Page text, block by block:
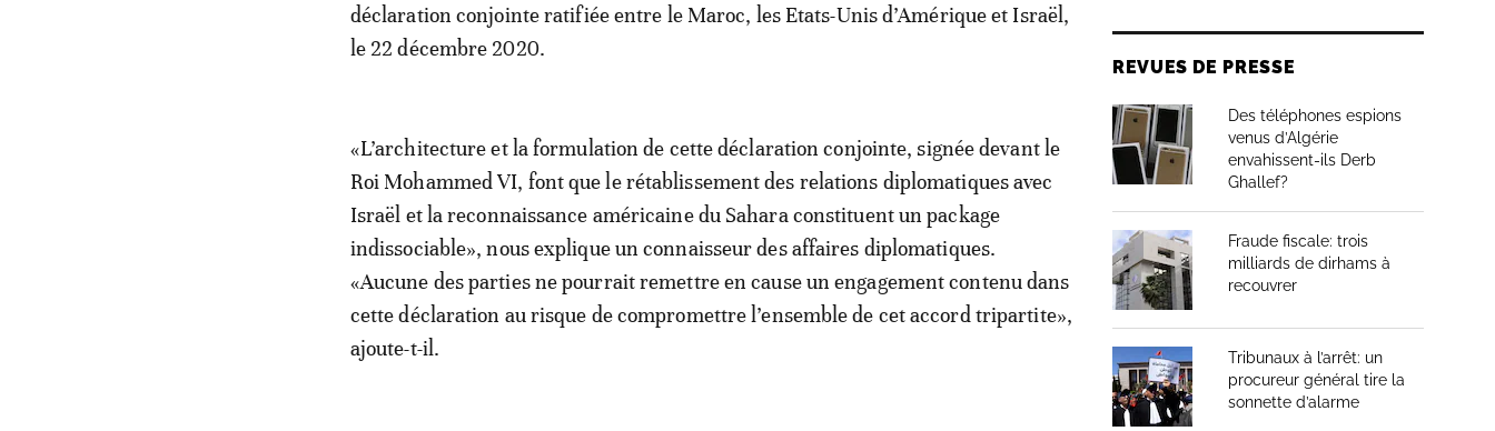
déclaration conjointe ratifiée entre le Maroc, les Etats-Unis d’Amérique et Israël,
le 22 décembre 2020.
«L’architecture et la formulation de cette déclaration conjointe, signée devant le
Roi Mohammed VI, font que le rétablissement des relations diplomatiques avec
Israël et la reconnaissance américaine du Sahara constituent un package
indissociable», nous explique un connaisseur des affaires diplomatiques.
«Aucune des parties ne pourrait remettre en cause un engagement contenu dans
cette déclaration au risque de compromettre l’ensemble de cet accord tripartite»,
ajoute-t-il.
REVUES DE PRESSE
Des téléphones espions
venus d’Algérie
envahissent-ils Derb
Ghallef?
Fraude fiscale: trois
milliards de dirhams à
recouvrer
Tribunaux à l’arrêt: un
procureur général tire la
sonnette d’alarme